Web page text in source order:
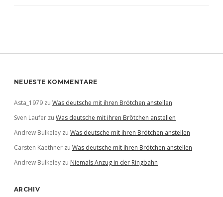
Sidebar
NEUESTE KOMMENTARE
Asta_1979 zu Was deutsche mit ihren Brötchen anstellen
Sven Laufer zu Was deutsche mit ihren Brötchen anstellen
Andrew Bulkeley zu Was deutsche mit ihren Brötchen anstellen
Carsten Kaethner zu Was deutsche mit ihren Brötchen anstellen
Andrew Bulkeley zu Niemals Anzug in der Ringbahn
ARCHIV